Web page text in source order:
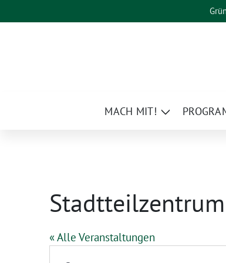
zum
MACH MIT!
Zeige
« Alle Veranstaltungen